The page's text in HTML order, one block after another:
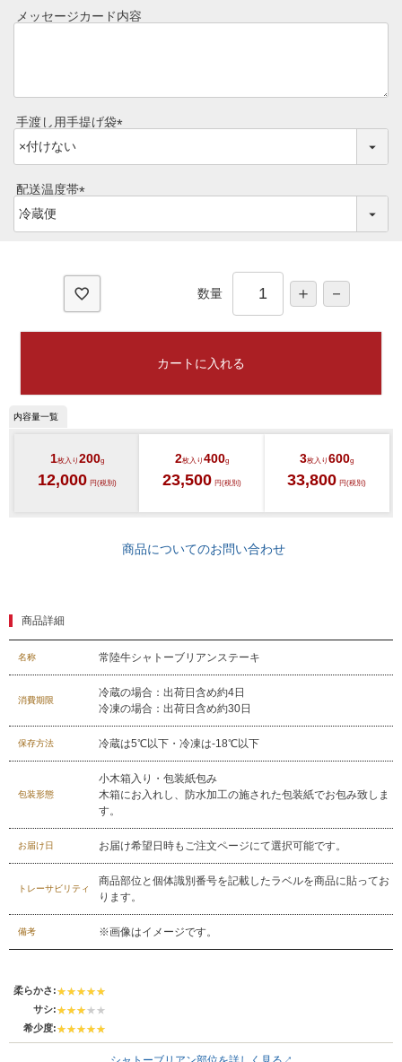
029-254-2441
受付：9:00～17:30(日曜日を除く)
お問合せフォーム
須
メッセージカード内容
手渡し用手提げ袋
必
配送温度帯
必
数量
カートに入れる
1枚入り 200g
12,000 円(税別)
2枚入り 400g
23,500 円(税別)
3枚入り600g
33,800 円(税別)
商品についてのお問い合わせ
商品詳細
名称 常陸牛シャトーブリアンステーキ
消費期限
冷蔵の場合：出荷日含め約4日
冷凍の場合：出荷日含め約30日
保存方法 冷蔵は5℃以下・冷凍は-18℃以下
包装形態
小木箱入り・包装紙包み
木箱にお入れし、防水加工の施された包装紙でお包み致しま
す。
お届け日 お届け希望日時もご注文ページにて選択可能です。
トレーサビリティ
商品部位と個体識別番号を記載したラベルを商品に貼ってお
ります。
備考 ※画像はイメージです。
柔らかさ:
サシ:
希少度: